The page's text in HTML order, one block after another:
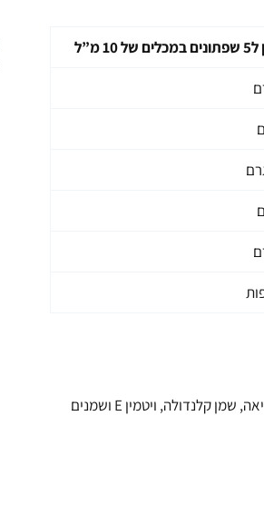
10 מ”ל
בזמן שהסיר עדיין על האש מוסיפים בהדרגה את יתר החומרים לפי הסדר: חמאת קקאו, חמאת שיאה, שמן קלנדולה, ויטמין E ושמנים